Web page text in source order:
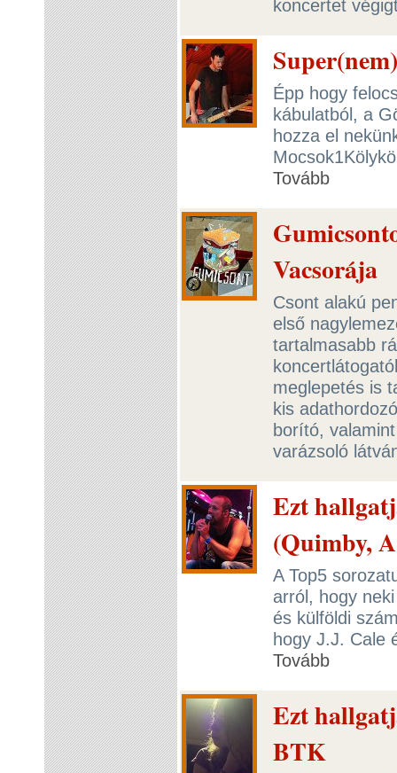
koncertet
Épp hogy
kábulatból, a
hozza el
Tovább
Vacsorája
Csont alakú
első
tartalmasabb
meglepetés is
kis
borító,
varázsoló
Ezt
(Quimby,
A Top5
arról, hogy
és külföldi
hogy J.J. Cale
Tovább
Ezt
BTK